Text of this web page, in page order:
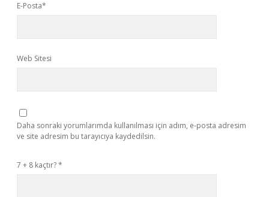
E-Posta*
Web Sitesi
Daha sonraki yorumlarımda kullanılması için adım, e-posta adresim
ve site adresim bu tarayıcıya kaydedilsin.
7 + 8 kaçtır?*